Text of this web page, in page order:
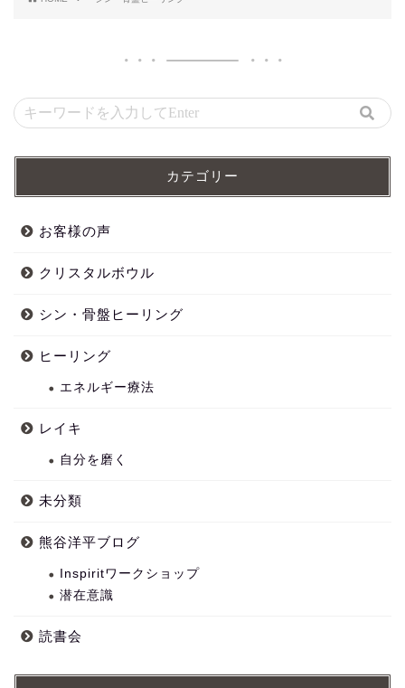
カテゴリー
お客様の声
クリスタルボウル
シン・骨盤ヒーリング
ヒーリング
エネルギー療法
レイキ
自分を磨く
未分類
熊谷洋平ブログ
Inspiritワークショップ
潜在意識
読書会